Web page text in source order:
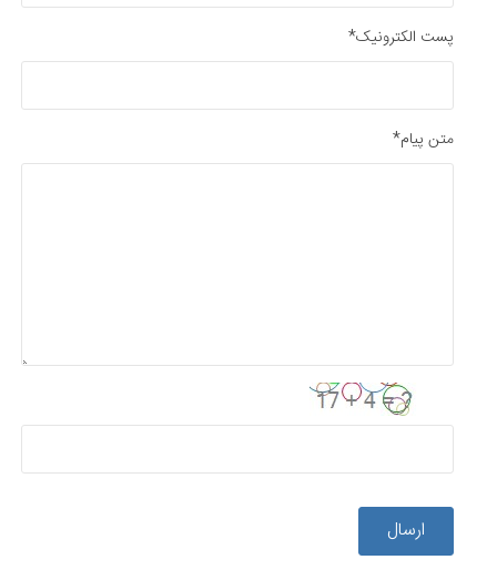
پست الکترونیک*
متن پیام*
ارسال